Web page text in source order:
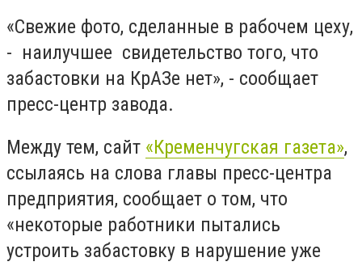
«Свежие фото, сделанные в рабочем цеху,
- наилучшее свидетельство того, что
забастовки на КрАЗе нет», - сообщает
пресс-центр завода.
Между тем, сайт «Кременчугская газета»,
ссылаясь на слова главы пресс-центра
предприятия, сообщает о том, что
«некоторые работники пытались
устроить забастовку в нарушение уже